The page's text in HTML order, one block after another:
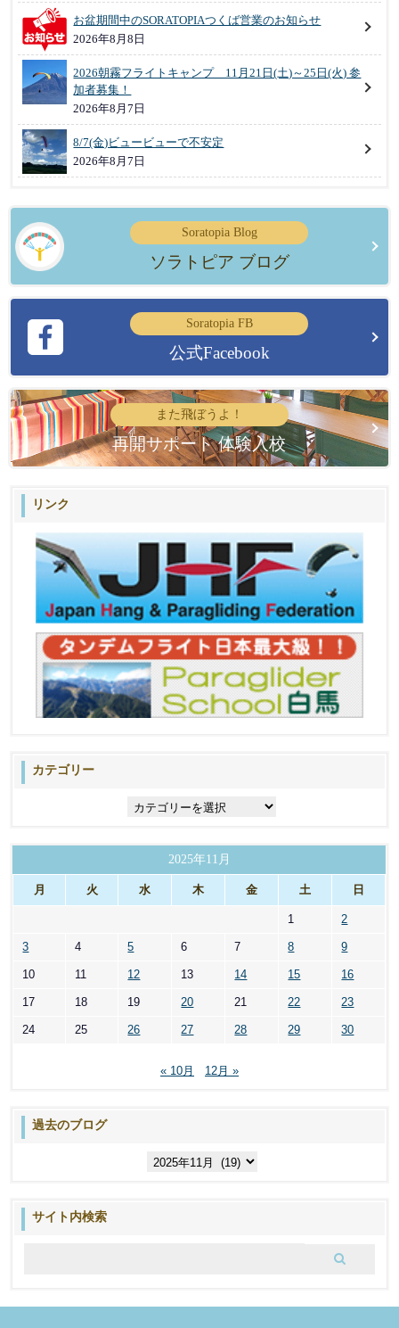
お盆期間中のSORATOPIAつくば営業のお知らせ
2026年8月8日
2026朝霧フライトキャンプ 11月21日(土)～25日(火) 参
加者募集！
2026年8月7日
8/7(金)ビュービューで不安定
2026年8月7日
Soratopia Blog
ソラトピア ブログ
Soratopia FB
公式Facebook
また飛ぼうよ！
再開サポート 体験入校
リンク
カテゴリー
ー
2025年11月
月 火 水 木 金 土 日
1 2
3 4 5 6 7 8 9
10 11 12 13 14 15 16
17 18 19 20 21 22 23
24 25 26 27 28 29 30
« 10月 12月 »
過去のブログ
サイト内検索